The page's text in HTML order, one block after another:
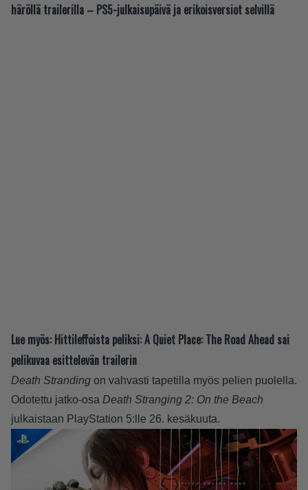
häröllä trailerilla – PS5-julkaisupäivä ja erikoisversiot selvillä
Lue myös: Hittileffoista peliksi: A Quiet Place: The Road Ahead sai
pelikuvaa esittelevän trailerin
Death Stranding on vahvasti tapetilla myös pelien puolella.
Odotettu jatko-osa Death Stranging 2: On the Beach
julkaistaan PlayStation 5:lle 26. kesäkuuta.